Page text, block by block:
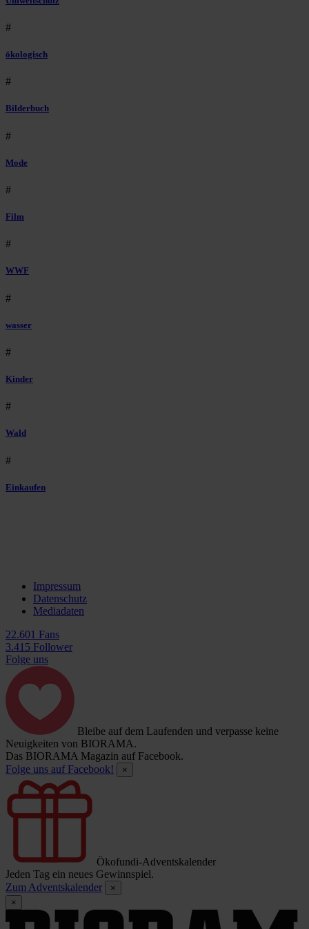
#
ökologisch
#
Bilderbuch
#
Mode
#
Film
#
WWF
#
wasser
#
Kinder
#
Wald
#
Einkaufen
Impressum
Datenschutz
Mediadaten
22.601 Fans
3.415 Follower
Folge uns
Bleibe auf dem Laufenden und verpasse keine
Neuigkeiten von BIORAMA.
Das BIORAMA Magazin auf Facebook.
Folge uns auf Facebook!
×
Ökofundi-Adventskalender
Jeden Tag ein neues Gewinnspiel.
Zum Adventskalender
×
×